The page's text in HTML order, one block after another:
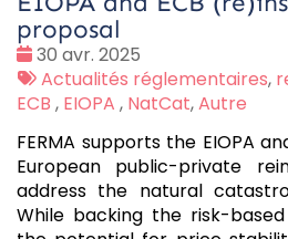
proposal
Date
:
30 avr. 2025
Tags
:
Actualités réglementaires,
ECB , EIOPA , NatCat,Autre
FERMA supports the EIOPA
European public-private
address the natural
While backing the risk-